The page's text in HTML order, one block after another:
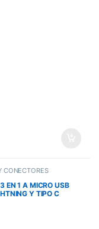
CONECTORES
EN 1 A MICRO USB
Y TIPO C